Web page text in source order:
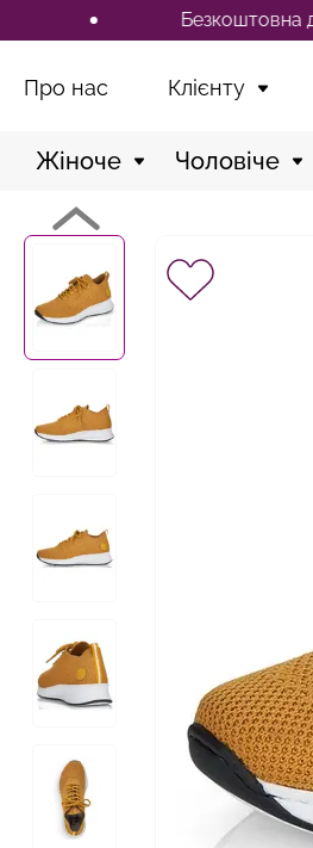
Безкоштовна
Про нас Клієнту
Жіноче Чоловіче